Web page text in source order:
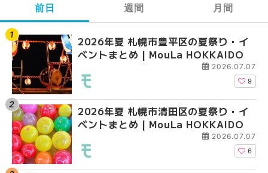
前日
2026年夏 札幌市豊平区の夏祭り・イ
ベントまとめ | MouLa HOKKAIDO
2026.07.07
9
2026年夏 札幌市清田区の夏祭り・イ
ベントまとめ | MouLa HOKKAIDO
2026.07.07
6
週間
【2026年最新】札幌
ガーデン｜オープン日
大通公園から穴場テ
2026年夏 札幌市白石
ベントまとめ |
月間
【2026年最新】札幌
ガーデン｜オープン日
大通公園から穴場テ
2026年夏 札幌市北区
ントまとめ | MouLa